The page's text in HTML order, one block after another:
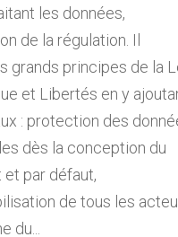
les données,
de la régulation. Il
grands principes de la
et Libertés en y
: protection des
dès la conception du
par défaut,
de tous les
du...